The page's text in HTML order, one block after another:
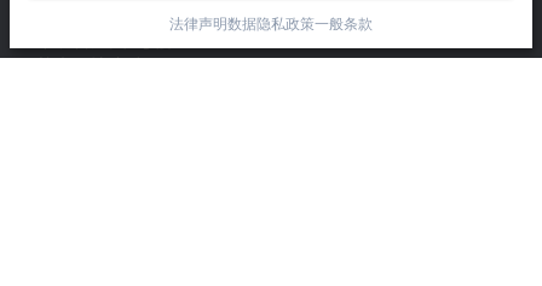
毕孚自动化设备贸易(上海)有限公司
市北智汇园4号楼
静安区汶水路 299 弄 9-10 号
法律声明数据隐私政策一般条款